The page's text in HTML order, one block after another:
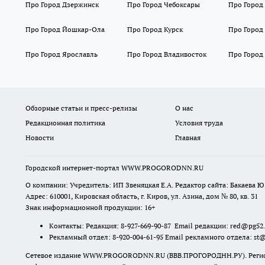
Про Город Дзержинск Про Город Чебоксары Про Город
Про Город Йошкар-Ола Про Город Курск Про
Про Город Ярославль Про Город Владивосток Про Город
Обзорные статьи и пресс-релизы О нас
Редакционная политика
Условия труда
Новости
Главная
Городской интернет-портал WWW.PROGORODNN.RU
О компании: Учредитель: ИП Звеняцкая Е.А. Редактор сайта: Бакаева
Адрес: 610001, Кировская область, г. Киров, ул. Азина, дом № 80, кв. 31
Знак информационной продукции: 16+
Контакты: Редакция: 8-927-669-90-87 Email редакции:
Рекламный отдел: 8-920-004-61-95 Email рекламного отдела:
Сетевое издание WWW.PROGORODNN.RU (ВВВ.ПРОГОРОДНН.РУ).